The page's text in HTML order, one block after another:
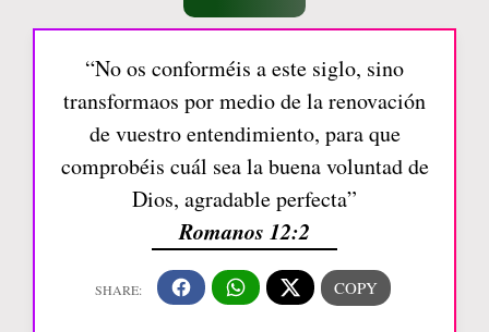
“No os conforméis a este siglo, sino
transformaos por medio de la renovación
de vuestro entendimiento, para que
comprobéis cuál sea la buena voluntad de
Dios, agradable perfecta”
Romanos 12:2